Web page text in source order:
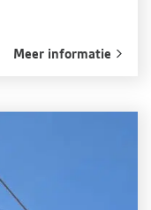
Meer informatie